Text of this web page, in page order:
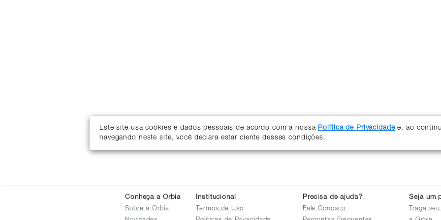
Este site usa cookies e dados pessoais de acordo com a nossa Política de Privacidadee, ao
navegando neste site, você declara estar ciente dessas condições.
Conheça a Orbia
Sobre a Orbia
Institucional
Termos de Uso
Precisa de ajuda?
Fale Conosco
Seja um
Traga